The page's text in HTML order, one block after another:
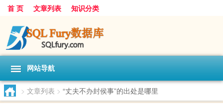
首 页 文章列表 知识分类
网站导航
> 文章列表 > “丈夫不办封侯事”的出处是哪里